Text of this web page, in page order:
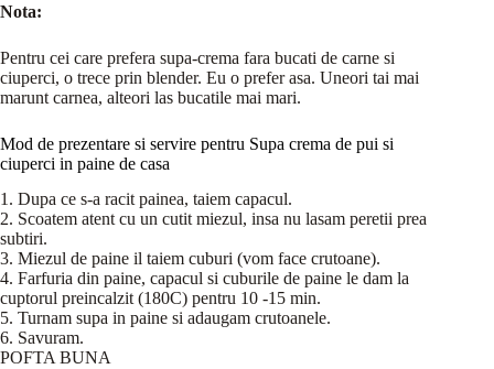
Nota:
Pentru cei care prefera supa-crema fara bucati de carne si
ciuperci, o trece prin blender. Eu o prefer asa. Uneori tai mai
marunt carnea, alteori las bucatile mai mari.
Mod de prezentare si servire pentru Supa crema de pui si
ciuperci in paine de casa
1. Dupa ce s-a racit painea, taiem capacul.
2. Scoatem atent cu un cutit miezul, insa nu lasam peretii prea
subtiri.
3. Miezul de paine il taiem cuburi (vom face crutoane).
4. Farfuria din paine, capacul si cuburile de paine le dam la
cuptorul preincalzit (180C) pentru 10 -15 min.
5. Turnam supa in paine si adaugam crutoanele.
6. Savuram.
POFTA BUNA